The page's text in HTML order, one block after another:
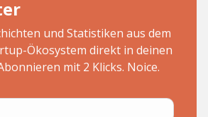
und Statistiken aus dem
Ökosystem direkt in deinen
mit 2 Klicks. Noice.